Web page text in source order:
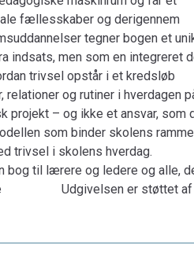
fællesskaber og derigennem
tegner bogen et
indsats, men som en integreret
trivsel opstår i et kredsløb
og rutiner i hverdagen
– og ikke et ansvar, som
som binder skolens
trivsel i skolens hverdag.
bog til lærere og ledere og alle,
virke Udgivelsen er støttet af